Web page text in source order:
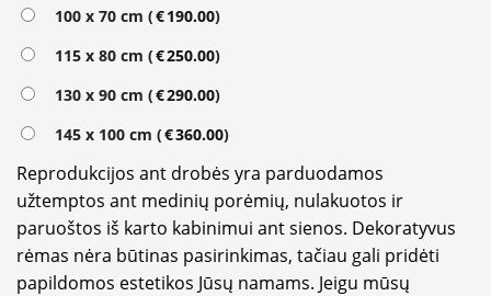
100 x 70 cm (€190.00)
115 x 80 cm (€250.00)
130 x 90 cm (€290.00)
145 x 100 cm (€360.00)
Reprodukcijos ant drobės yra parduodamos
užtemptos ant medinių porėmių, nulakuotos ir
paruoštos iš karto kabinimui ant sienos. Dekoratyvus
rėmas nėra būtinas pasirinkimas, tačiau gali pridėti
papildomos estetikos Jūsų namams. Jeigu mūsų